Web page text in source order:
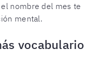
nombre del mes te
mental.
vocabulario